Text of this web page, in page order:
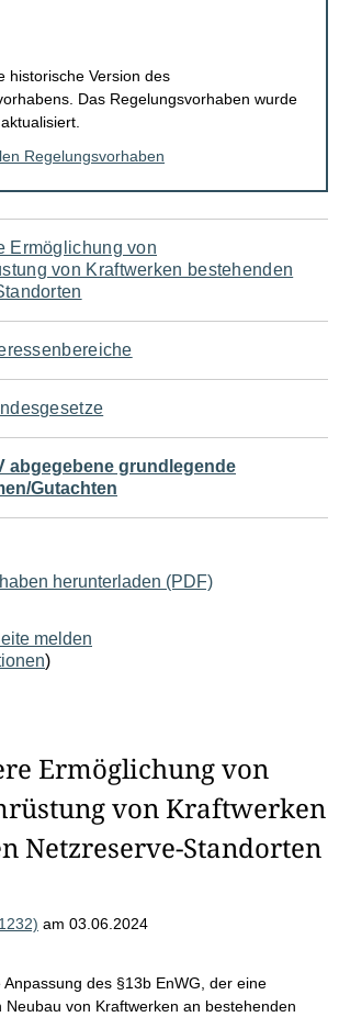
historische Version des
Das Regelungsvorhaben wurde
Regelungsvorhaben
Ermöglichung von
von Kraftwerken bestehenden
abgegebene grundlegende
Gutachten
herunterladen (PDF)
melden
)
Ermöglichung von
von Kraftwerken
Netzreserve-Standorten
am 03.06.2024
des §13b EnWG, der eine
Neubau von Kraftwerken an bestehenden